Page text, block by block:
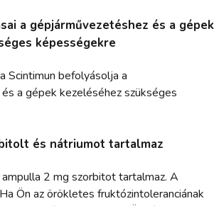
a gépjárművezetéshez és a gépek
képességekre
Scintimun befolyásolja a
a gépek kezeléséhez szükséges
és nátriumot tartalmaz
2 mg szorbitot tartalmaz. A
Ön az örökletes fruktózintoleranciának